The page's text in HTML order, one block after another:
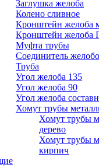
Заглушка желоба
Колено сливное
Кронштейн желоба
Кронштейн желоба
Муфта трубы
Соединитель
Труба
Угол желоба 135
Угол желоба 90
Угол желоба
Хомут трубы
Хомут трубы
дерево
Хомут трубы
кирпич